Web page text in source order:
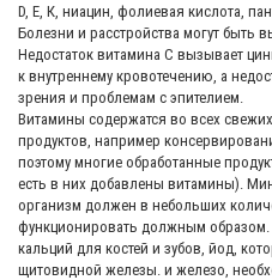
D, Е, К, ниацин, фолиевая кислота,
Болезни и расстройства могут быть
Недостаток витамина С вызывает
к внутреннему кровотечению, а
зрения и проблемам с эпителием.
Витамины содержатся во всех
продуктов, например
поэтому многие обработанные
есть в них добавлены витамины).
организм должен в небольших
функционировать должным
кальций для костей и зубов, йод,
щитовидной железы. и железо,